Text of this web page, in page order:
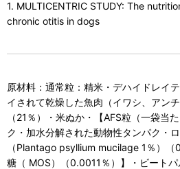
1. MULTICENTRIC STUDY: The
chronic otitis in dogs
原材料：通常粒：精米・デハイドレイ
イされて乾燥した魚肉（イワシ、アン
（21％）・米ぬか・【AFS粒（一袋当
ク・加水分解された動物性タンパク・
（Plantago psyllium mucilage 1％）
糖（ MOS）（0.0011％）】・ビート